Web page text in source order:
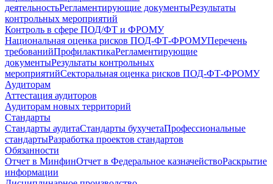
деятельностьРегламентирующие документыРезультаты
контрольных мероприятий
Контроль в сфере ПОД/ФТ и ФРОМУ
Национальная оценка рисков ПОД-ФТ-ФРОМУПеречень
требованийПрофилактикаРегламентирующие
документыРезультаты контрольных
мероприятийСекторальная оценка рисков ПОД-ФТ-ФРОМУ
Аудиторам
Аттестация аудиторов
Аудиторам новых территорий
Стандарты
Стандарты аудитаСтандарты бухучетаПрофессиональные
стандартыРазработка проектов стандартов
Обязанности
Отчет в МинфинОтчет в Федеральное казначействоРаскрытие
информации